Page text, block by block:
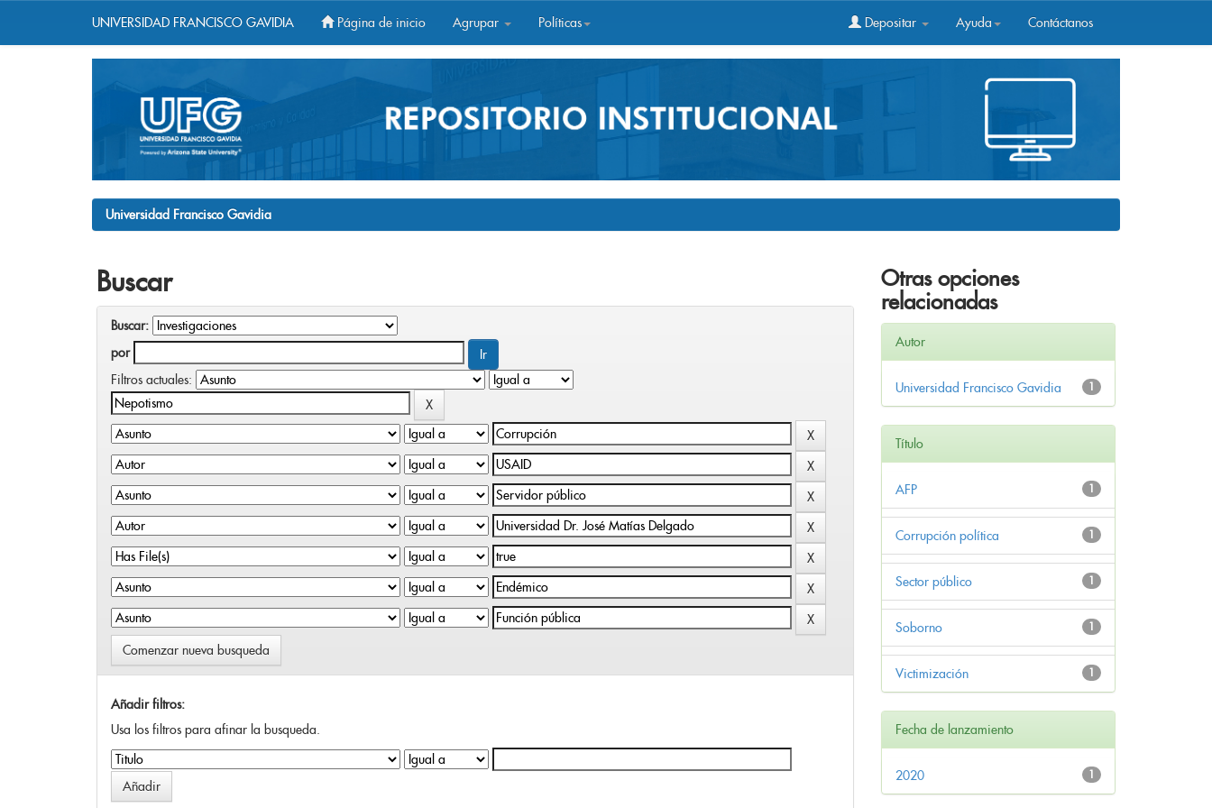
UNIVERSIDAD FRANCISCO GAVIDIA Página de inicio Agrupar Políticas Depositar Ayuda Contáctanos
Universidad Francisco Gavidia
Buscar
Buscar:
por
Filtros actuales:
Comenzar nueva busqueda
Añadir filtros:
Usa los filtros para afinar la busqueda.
Otras opciones
relacionadas
Autor
1
Universidad Francisco Gavidia
Título
1
AFP
1
Corrupción política
1
Sector público
1
Soborno
1
Victimización
Fecha de lanzamiento
1
2020